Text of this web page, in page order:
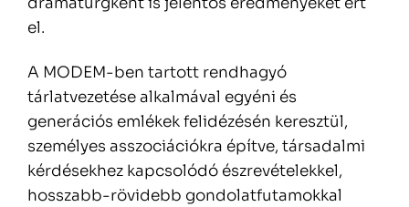
el.
A MODEM-ben tartott rendhagyó
tárlatvezetése alkalmával egyéni és
generációs emlékek felidézésén keresztül,
személyes asszociációkra építve, társadalmi
kérdésekhez kapcsolódó észrevételekkel,
hosszabb-rövidebb gondolatfutamokkal